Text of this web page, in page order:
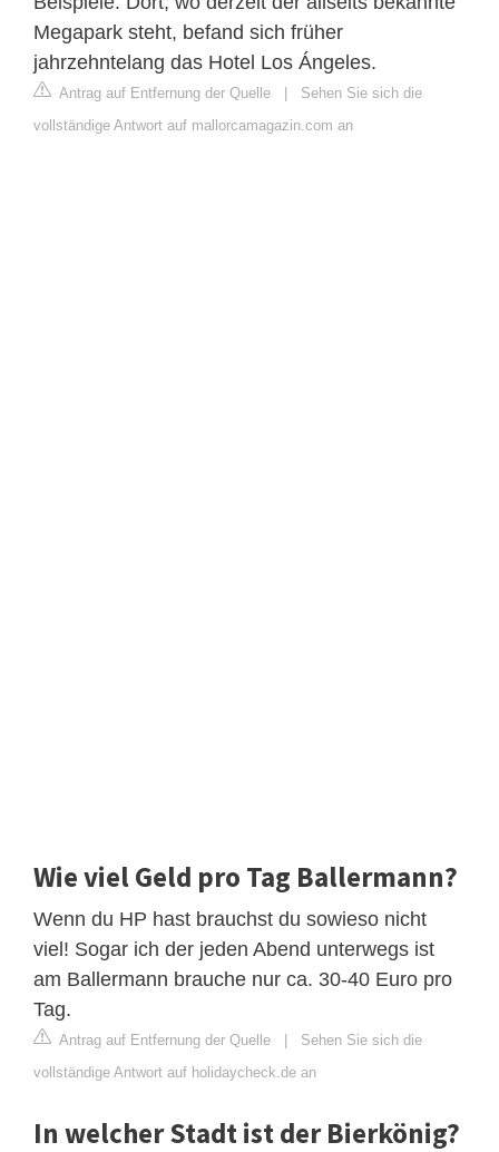
Megapark steht, befand sich früher
jahrzehntelang das Hotel Los Ángeles.
Antrag auf Entfernung der Quelle | Sehen Sie sich die
vollständige Antwort auf mallorcamagazin.com an
Wie viel Geld pro Tag Ballermann?
Wenn du HP hast brauchst du sowieso nicht
viel! Sogar ich der jeden Abend unterwegs ist
am Ballermann brauche nur ca. 30-40 Euro pro
Tag.
Antrag auf Entfernung der Quelle | Sehen Sie sich die
vollständige Antwort auf holidaycheck.de an
In welcher Stadt ist der Bierkönig?